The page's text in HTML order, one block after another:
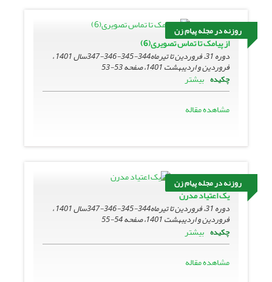
روزنه در مجله پیام زن
از پیامک تا تماس تصویری(6)
دوره 31، فروردین تا تیرماه344-345-346-347سال 1401 ،
فروردین و اردیبهشت 1401، صفحه
53-53
چکیده بیشتر
مشاهده مقاله
روزنه در مجله پیام زن
یک اعتیاد مدرن
دوره 31، فروردین تا تیرماه344-345-346-347سال 1401 ،
فروردین و اردیبهشت 1401، صفحه
54-55
چکیده بیشتر
مشاهده مقاله